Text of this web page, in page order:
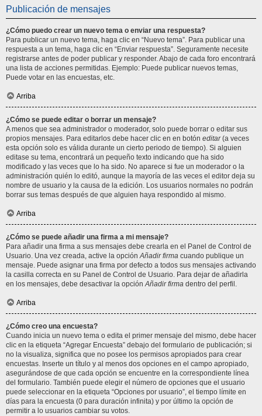
Publicación de mensajes
¿Cómo puedo crear un nuevo tema o enviar una respuesta?
Para publicar un nuevo tema, haga clic en “Nuevo tema”. Para publicar una
respuesta a un tema, haga clic en “Enviar respuesta”. Seguramente necesite
registrarse antes de poder publicar y responder. Abajo de cada foro encontrará
una lista de acciones permitidas. Ejemplo: Puede publicar nuevos temas,
Puede votar en las encuestas, etc.
Arriba
¿Cómo se puede editar o borrar un mensaje?
A menos que sea administrador o moderador, solo puede borrar o editar sus
propios mensajes. Para editarlos debe hacer clic en en botón editar(a veces
esta opción solo es válida durante un cierto periodo de tiempo). Si alguien
editase su tema, encontrará un pequeño texto indicando que ha sido
modificado y las veces que lo ha sido. No aparece si fue un moderador o la
administración quién lo editó, aunque la mayoría de las veces el editor deja su
nombre de usuario y la causa de la edición. Los usuarios normales no podrán
borrar sus temas después de que alguien haya respondido al mismo.
Arriba
¿Cómo se puede añadir una firma a mi mensaje?
Para añadir una firma a sus mensajes debe crearla en el Panel de Control de
Usuario. Una vez creada, active la opciónAñadir firma cuando publique un
mensaje. Puede asignar una firma por defecto a todos sus mensajes activando
la casilla correcta en su Panel de Control de Usuario. Para dejar de añadirla
en los mensajes, debe desactivar la opciónAñadir firma dentro del perfil.
Arriba
¿Cómo creo una encuesta?
Cuando inicia un nuevo tema o edita el primer mensaje del mismo, debe hacer
clic en la etiqueta “Agregar Encuesta” debajo del formulario de publicación; si
no la visualiza, significa que no posee los permisos apropiados para crear
encuestas. Inserte un título y al menos dos opciones en el campo apropiado,
asegurándose de que cada opción se encuentre en la correspondiente línea
del formulario. También puede elegir el número de opciones que el usuario
puede seleccionar en la etiqueta “Opciones por usuario”, el tiempo límite en
días para la encuesta (0 para duración infinita) y por último la opción de
permitir a lo usuarios cambiar su votos.